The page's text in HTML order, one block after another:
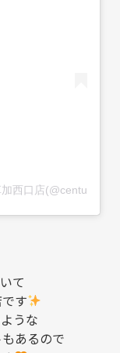
西口店
て
す
うな
あるので